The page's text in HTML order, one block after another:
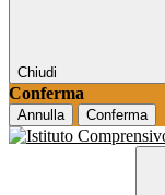
Chiudi
Conferma
Annulla Conferma